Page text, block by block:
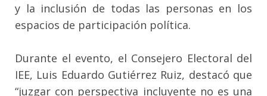
y la inclusión de todas las personas en los
espacios de participación política.
Durante el evento, el Consejero Electoral del
IEE, Luis Eduardo Gutiérrez Ruiz, destacó que
“juzgar con perspectiva incluyente no es una